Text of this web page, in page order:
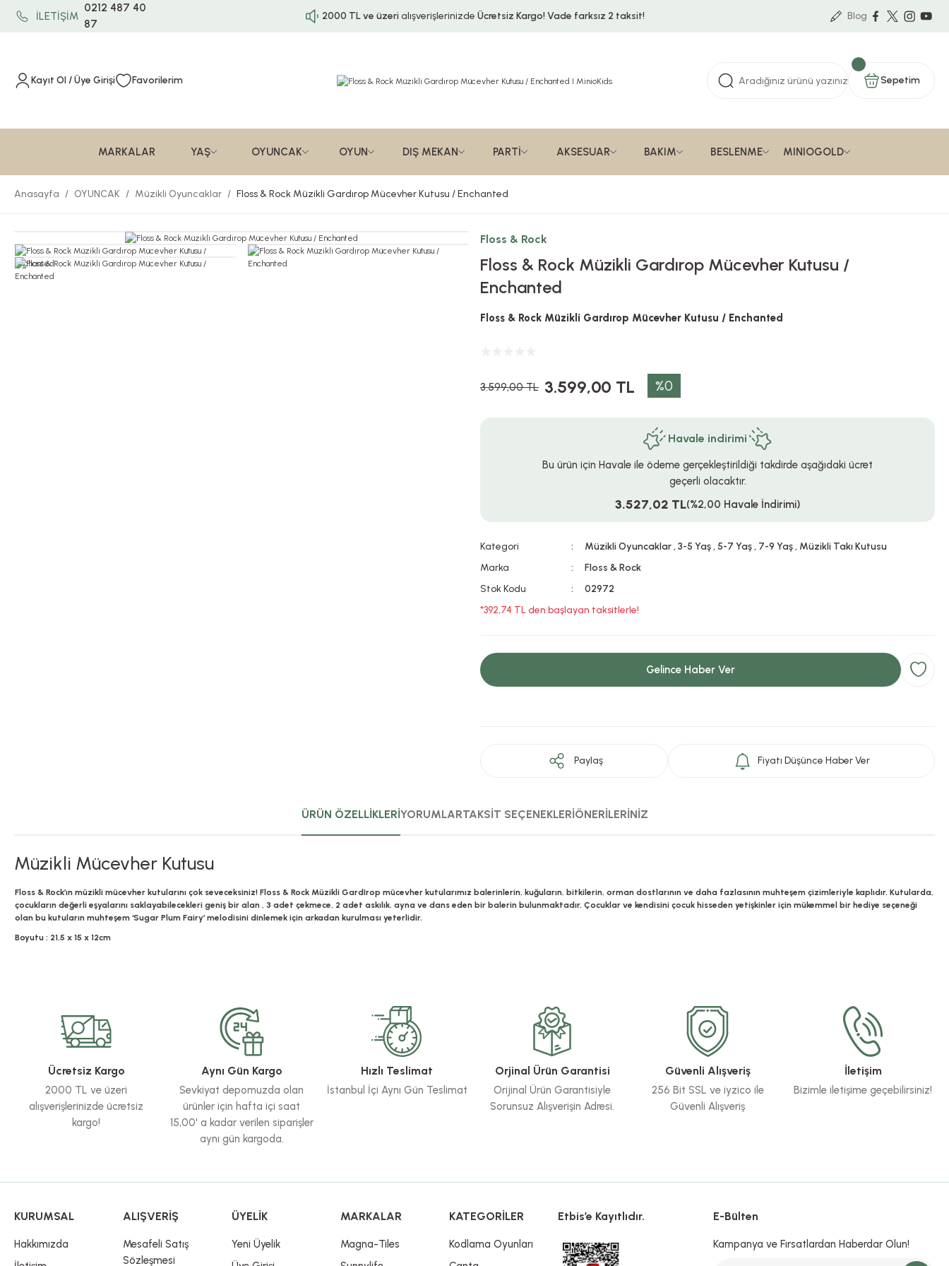
İLETİŞİM
0212 487 40
87
2000 TL ve üzerialışverişlerinizde Ücretsiz Kargo!Vade farksız 2 taksit! Blog
Kayıt Ol / Üye Girişi Favorilerim Sepetim
MARKALAR YAŞ OYUNCAK OYUN DIŞ MEKAN PARTİ AKSESUAR BAKIM BESLENME MINIOGOLD
Anasayfa OYUNCAK Müzikli Oyuncaklar Floss & Rock Müzikli Gardırop Mücevher Kutusu / Enchanted
Floss & Rock
Floss & Rock Müzikli Gardırop Mücevher Kutusu /
Enchanted
Floss & Rock Müzikli Gardırop Mücevher Kutusu / Enchanted
3.599,00 TL 3.599,00 TL %0
Havale indirimi
Bu ürün için Havale ile ödeme gerçekleştirildiği takdirde aşağıdaki ücret
geçerli olacaktır.
3.527,02 TL(%2,00 Havale İndirimi)
Kategori Müzikli Oyuncaklar,3-5 Yaş,5-7 Yaş, 7-9 Yaş, Müzikli Takı Kutusu
Marka
Floss & Rock
Stok Kodu
02972
*392,74 TL den başlayan taksitlerle!
Gelince Haber Ver
Paylaş Fiyatı Düşünce Haber Ver
ÜRÜN ÖZELLİKLERİYORUMLARTAKSİT SEÇENEKLERİÖNERİLERİNİZ
Müzikli Mücevher Kutusu
Floss & Rock’ın müzikli mücevher kutularını çok seveceksiniz! Floss & Rock Müzikli GardIrop mücevher kutularımız balerinlerin, kuğuların, bitkilerin, orman dostlarının ve daha fazlasının muhteşem çizimleriyle kaplıdır. Kutularda,
çocukların değerli eşyalarını saklayabilecekleri geniş bir alan , 3 adet çekmece, 2 adet askılık, ayna ve dans eden bir balerin bulunmaktadır. Çocuklar ve kendisini çocuk hisseden yetişkinler için mükemmel bir hediye seçeneği
olan bu kutuların muhteşem ‘Sugar Plum Fairy’ melodisini dinlemek için arkadan kurulması yeterlidir.
Boyutu : 21,5 x 15 x 12cm
Ürün resmi kalitesiz, bozuk veya görüntülenemiyor.
Ürün açıklamasında eksik bilgiler bulunuyor.
Ürün bilgilerinde hatalar bulunuyor.
Ürün fiyatı diğer sitelerden daha pahalı.
Bu ürüne benzer farklı alternatifler olmalı.
Ücretsiz Kargo
2000 TL ve üzeri
alışverişlerinizde ücretsiz
kargo!
Aynı Gün Kargo
Sevkiyat depomuzda olan
ürünler için hafta içi saat
15,00' a kadar verilen siparişler
aynı gün kargoda.
Hızlı Teslimat
İstanbul İçi Aynı Gün Teslimat
Orjinal Ürün Garantisi
Orijinal Ürün Garantisiyle
Sorunsuz Alışverişin Adresi.
Güvenli Alışveriş
256 Bit SSL ve iyzico ile
Güvenli Alışveriş
İletişim
Bizimle iletişime geçebilirsiniz!
KURUMSAL
Hakkımızda
ALIŞVERİŞ
Mesafeli Satış
Sözleşmesi
ÜYELİK
Yeni Üyelik
MARKALAR
Magna-Tiles
KATEGORİLER
Kodlama Oyunları
Etbis’e Kayıtlıdır. E-Bülten
Kampanya ve Fırsatlardan Haberdar Olun!